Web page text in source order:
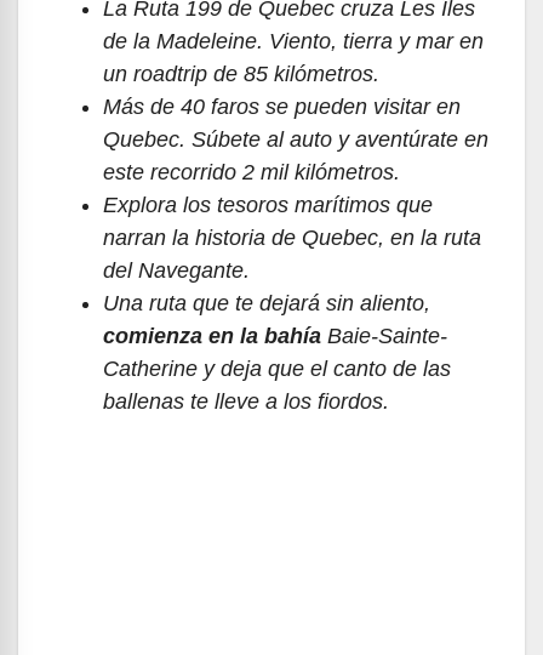
La Ruta 199 de Quebec cruza Les Îles
de la Madeleine. Viento, tierra y mar en
un roadtrip de 85 kilómetros.
Más de 40 faros se pueden visitar en
Quebec. Súbete al auto y aventúrate en
este recorrido 2 mil kilómetros.
Explora los tesoros marítimos que
narran la historia de Quebec, en la ruta
del Navegante.
Una ruta que te dejará sin aliento,
comienza en la bahía Baie-Sainte-
Catherine y deja que el canto de las
ballenas te lleve a los fiordos.